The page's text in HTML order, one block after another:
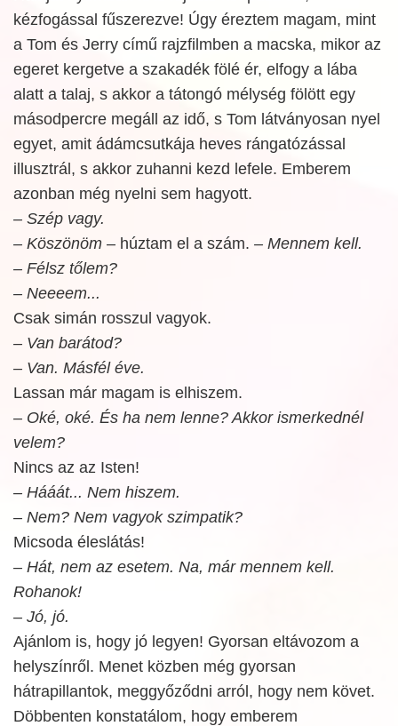
kézfogással fűszerezve! Úgy éreztem magam, mint
a Tom és Jerry című rajzfilmben a macska, mikor az
egeret kergetve a szakadék fölé ér, elfogy a lába
alatt a talaj, s akkor a tátongó mélység fölött egy
másodpercre megáll az idő, s Tom látványosan nyel
egyet, amit ádámcsutkája heves rángatózással
illusztrál, s akkor zuhanni kezd lefele. Emberem
azonban még nyelni sem hagyott.
– Szép vagy.
– Köszönöm – húztam el a szám. – Mennem kell.
– Félsz tőlem?
– Neeeem...
Csak simán rosszul vagyok.
– Van barátod?
– Van. Másfél éve.
Lassan már magam is elhiszem.
– Oké, oké. És ha nem lenne? Akkor ismerkednél
velem?
Nincs az az Isten!
– Hááát... Nem hiszem.
– Nem? Nem vagyok szimpatik?
Micsoda éleslátás!
– Hát, nem az esetem. Na, már mennem kell.
Rohanok!
– Jó, jó.
Ajánlom is, hogy jó legyen! Gyorsan eltávozom a
helyszínről. Menet közben még gyorsan
hátrapillantok, meggyőződni arról, hogy nem követ.
Döbbenten konstatálom, hogy emberem